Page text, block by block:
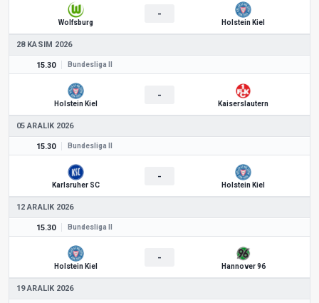
Wolfsburg
-
Holstein Kiel
28 KASIM 2026
15.30 Bundesliga II
Holstein Kiel
-
Kaiserslautern
05 ARALIK 2026
15.30 Bundesliga II
Karlsruher SC
-
Holstein Kiel
12 ARALIK 2026
15.30 Bundesliga II
Holstein Kiel
-
Hannover 96
19 ARALIK 2026